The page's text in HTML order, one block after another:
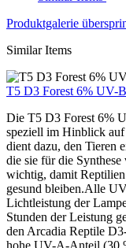
Produktgalerie
Similar Items
T5 D3 Forest 6% UV-B
Die T5 D3 Forest 6%
speziell im Hinblick
dient dazu, den Tieren
die sie für die
wichtig, damit
gesund bleiben.Alle
Lichtleistung der
Stunden der Leistung
den Arcadia Reptile